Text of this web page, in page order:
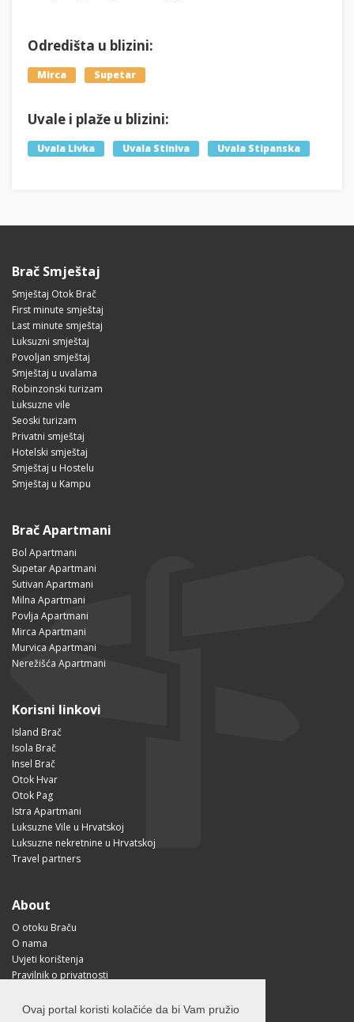
Ovaj portal koristi kolačiće da bi Vam pružio
Odredišta u blizini:
Mirca Supetar
Uvale i plaže u blizini:
Uvala Livka Uvala Stiniva Uvala Stipanska
Brač Smještaj
Smještaj Otok Brač
First minute smještaj
Last minute smještaj
Luksuzni smještaj
Povoljan smještaj
Smještaj u uvalama
Robinzonski turizam
Luksuzne vile
Seoski turizam
Privatni smještaj
Hotelski smještaj
Smještaj u Hostelu
Smještaj u Kampu
Brač Apartmani
Bol Apartmani
Supetar Apartmani
Sutivan Apartmani
Milna Apartmani
Povlja Apartmani
Mirca Apartmani
Murvica Apartmani
Nerežišća Apartmani
Korisni linkovi
Island Brač
Isola Brač
Insel Brač
Otok Hvar
Otok Pag
Istra Apartmani
Luksuzne Vile u Hrvatskoj
Luksuzne nekretnine u Hrvatskoj
Travel partners
About
O otoku Braču
O nama
Uvjeti korištenja
Pravilnik o privatnosti
Kako doći na Brač?